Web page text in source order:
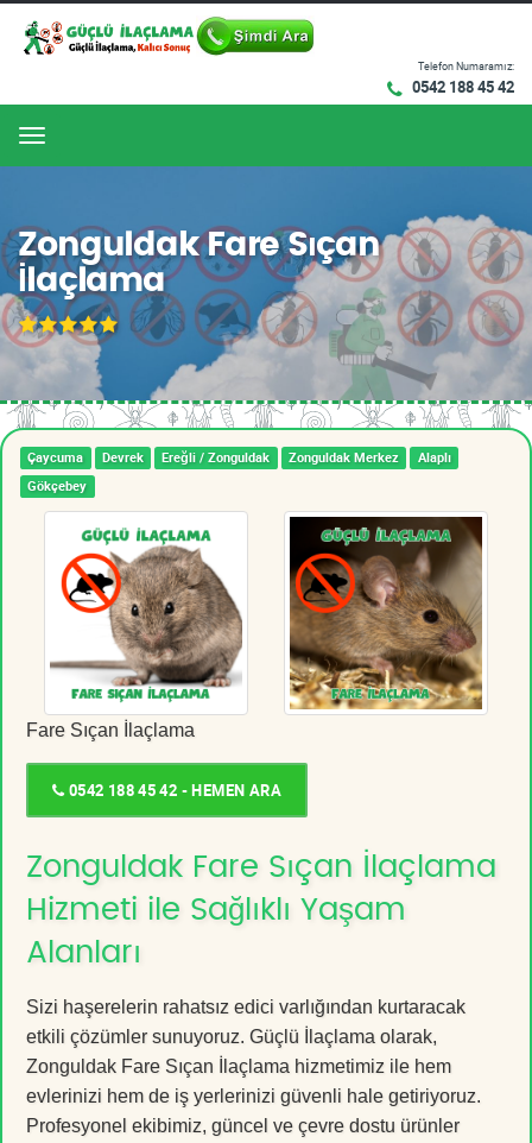
Telefon Numaramız:
0542 188 45 42
Menu
Zonguldak Fare Sıçan
İlaçlama
Çaycuma Devrek Ereğli / Zonguldak Zonguldak Merkez
Alaplı
Gökçebey
Fare Sıçan İlaçlama
0542 188 45 42 - HEMEN ARA
Zonguldak Fare Sıçan İlaçlama
Hizmeti ile Sağlıklı Yaşam
Alanları
Sizi haşerelerin rahatsız edici varlığından kurtaracak
etkili çözümler sunuyoruz. Güçlü İlaçlama olarak,
Zonguldak Fare Sıçan İlaçlama hizmetimiz ile hem
evlerinizi hem de iş yerlerinizi güvenli hale getiriyoruz.
Profesyonel ekibimiz, güncel ve çevre dostu ürünler